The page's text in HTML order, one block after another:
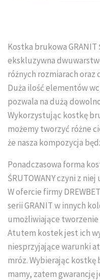
Kostka brukowa GRANIT
ekskluzywna
różnych rozmiarach oraz
Duża ilość elementów
pozwala na dużą
Wykorzystując kostkę
możemy tworzyć różne
że nasza kompozycja
Ponadczasowa forma
ŚRUTOWANY czyni z
W ofercie firmy
serii GRANIT w innych
umożliwiające
Atutem kostek jest ich
niesprzyjające warunki
mróz. Wybierając kostkę
mamy, zatem gwarancję